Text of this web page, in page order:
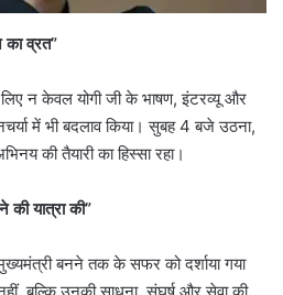
का व्रत”
न केवल योगी जी के भाषण, इंटरव्यू और
में भी बदलाव किया। सुबह 4 बजे उठना,
की तैयारी का हिस्सा रहा।
यात्रा की”
बनने तक के सफर को दर्शाया गया